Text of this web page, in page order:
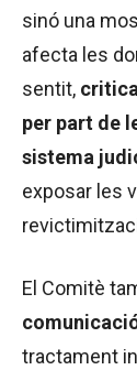
sinó una
afecta les
sentit,
per part de
sistema
exposar les
El Comitè
tractament